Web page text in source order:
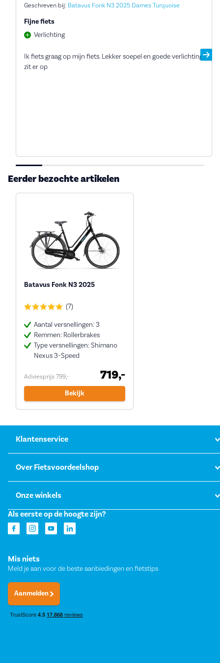
Geschreven bij: Batavus Fonk N3 2025 Dames Turquoise
Fijne fiets
Verlichting
Ik fiets graag op mijn fiets. Lekker soepel en goede verlichting
zit er op
Eerder bezochte artikelen
Batavus Fonk N3 2025
(7)
Aantal versnellingen: 3
Remmen: Rollerbrakes
Type versnellingen: Shimano
Nexus 3-Speed
Adviesprijs 799,- 719,-
Bekijk
Klantenservice
Over Fietsvoordeelshop
Onze winkels
Als eerste op de hoogte zijn?
Mis niets
Meld je aan voor de beste aanbiedingen en fietstips
Aanmelden